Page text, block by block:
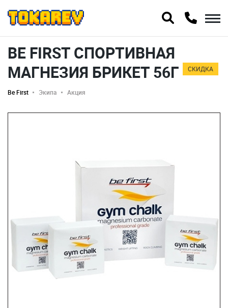
BE FIRST СПОРТИВНАЯ
МАГНЕЗИЯ БРИКЕТ 56Г
СКИДКА
Be First Экипа Акция